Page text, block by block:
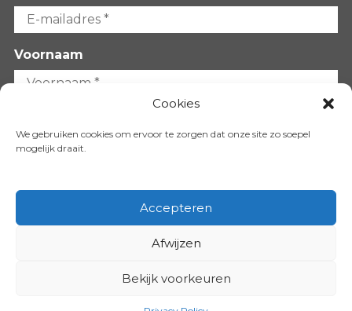
Cookies
We gebruiken cookies om ervoor te zorgen dat onze site zo soepel
mogelijk draait.
Accepteren
Afwijzen
Bekijk voorkeuren
Voornaam
VOLG ONS OP: